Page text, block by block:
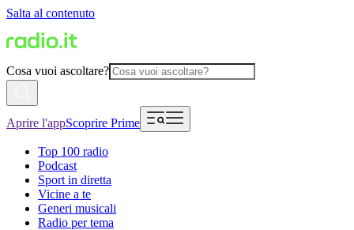
Salta al contenuto
Cosa vuoi ascoltare?
Aprire l'appScoprire Prime
Top 100 radio
Podcast
Sport in diretta
Vicine a te
Generi musicali
Radio per tema